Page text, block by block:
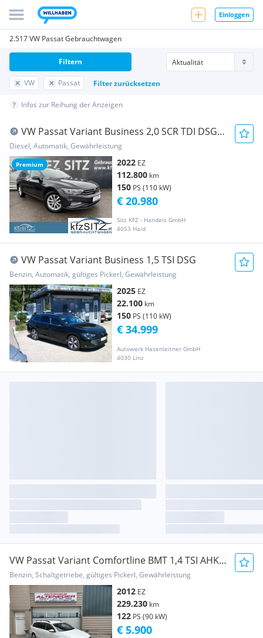
Einloggen
2.517 VW Passat Gebrauchtwagen
VW Passat Filter zurücksetzen
Filtern
Infos zur Reihung der Anzeigen
Premium
VW Passat Variant Business 2,0 SCR TDI DSG |
AHK
Diesel, Automatik, Gewährleistung
2022 EZ
112.800 km
150 PS (110 kW)
Sitz KFZ - Handels GmbH
4053 Haid
€ 20.980
VW Passat Variant Business 1,5 TSI DSG
Benzin, Automatik, gültiges Pickerl, Gewährleistung
2025 EZ
22.100 km
150 PS (110 kW)
Autowerk Hasenleitner GmbH
4030 Linz
€ 34.999
VW Passat Variant Comfortline BMT 1,4 TSI AHK |
SI...
Benzin, Schaltgetriebe, gültiges Pickerl, Gewährleistung
2012 EZ
229.230 km
122 PS (90 kW)
€ 5.900